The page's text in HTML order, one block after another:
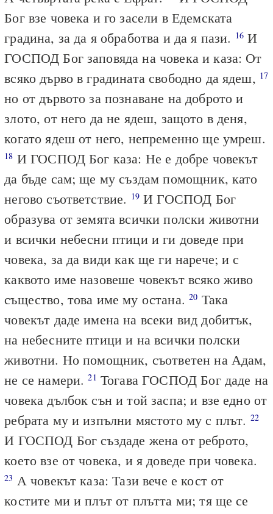
Бог взе човека и го засели в Едемската
градина, за да я обработва и да я пази. 16И
ГОСПОД Бог заповяда на човека и каза: От
всяко дърво в градината свободно да ядеш, 17
но от дървото за познаване на доброто и
злото, от него да не ядеш, защото в деня,
когато ядеш от него, непременно ще умреш.
18 И ГОСПОД Бог каза: Не е добре човекът
да бъде сам; ще му създам помощник, като
негово съответствие. 19И ГОСПОД Бог
образува от земята всички полски животни
и всички небесни птици и ги доведе при
човека, за да види как ще ги нарече; и с
каквото име назовеше човекът всяко живо
същество, това име му остана.20 Така
човекът даде имена на всеки вид добитък,
на небесните птици и на всички полски
животни. Но помощник, съответен на Адам,
не се намери.21 Тогава ГОСПОД Бог даде на
човека дълбок сън и той заспа; и взе едно от
ребрата му и изпълни мястото му с плът. 22
И ГОСПОД Бог създаде жена от реброто,
което взе от човека, и я доведе при човека.
23 А човекът каза: Тази вече е кост от
костите ми и плът от плътта ми; тя ще се